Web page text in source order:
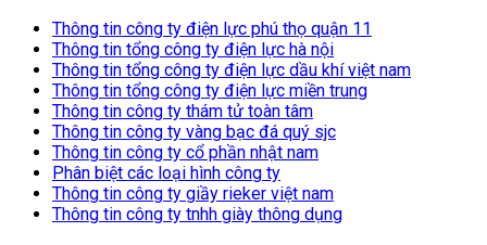
Thông tin công ty điện lực phú thọ quận 11
Thông tin tổng công ty điện lực hà nội
Thông tin tổng công ty điện lực dầu khí việt nam
Thông tin tổng công ty điện lực miền trung
Thông tin công ty thám tử toàn tâm
Thông tin công ty vàng bạc đá quý sjc
Thông tin công ty cổ phần nhật nam
Phân biệt các loại hình công ty
Thông tin công ty giầy rieker việt nam
Thông tin công ty tnhh giày thông dụng